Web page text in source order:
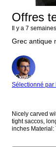
Offres
Il y a 7 semaines
Grec antique
Expert
Sélectionné par
Nicely carved
tight saccos, long neck,
inches Material: